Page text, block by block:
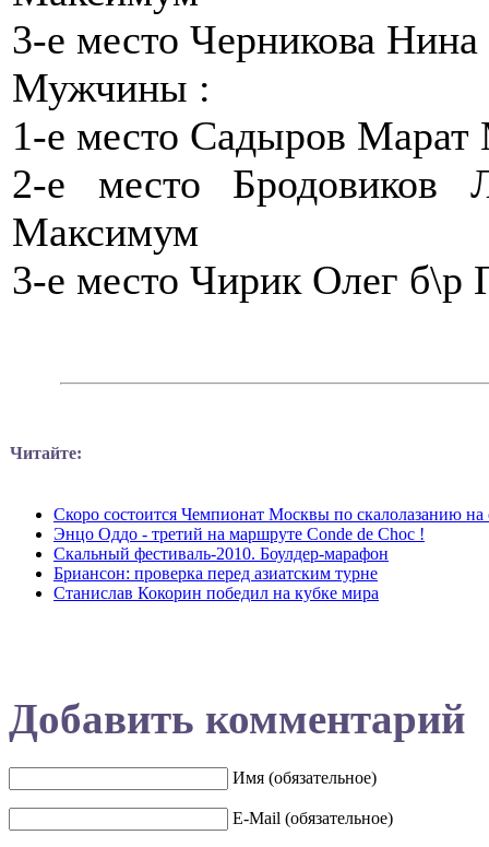
3-е место Черникова
Мужчины :
1-е место Садыров
2-е место
Максимум
3-е место Чирик Олег б\р
Читайте:
Скоро состоится Чемпионат Москвы по скалолазанию на
Энцо Оддо - третий на маршруте Conde de Choc !
Скальный фестиваль-2010. Боулдер-марафон
Бриансон: проверка перед азиатским турне
Станислав Кокорин победил на кубке мира
Добавить комментарий
Имя (обязательное)
E-Mail (обязательное)